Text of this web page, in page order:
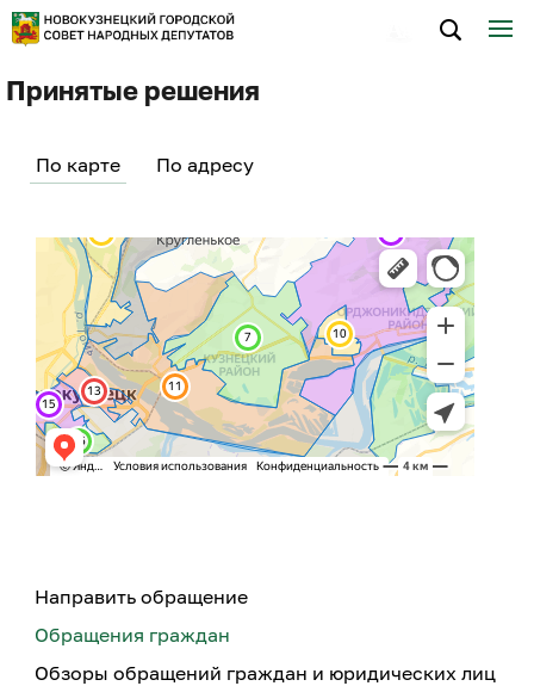
Принятые решения
По карте По адресу
Направить обращение
Обращения граждан
Обзоры обращений граждан и юридических лиц